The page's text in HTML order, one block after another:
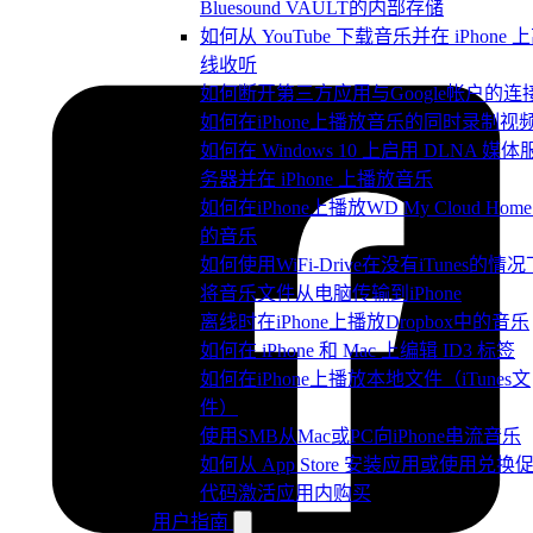
Bluesound VAULT的内部存储
如何从 YouTube 下载音乐并在 iPhone
线收听
如何断开第三方应用与Google帐户的连
如何在iPhone上播放音乐的同时录制视
如何在 Windows 10 上启用 DLNA 媒体
务器并在 iPhone 上播放音乐
如何在iPhone上播放WD My Cloud
的音乐
如何使用WiFi-Drive在没有iTunes的情况
将音乐文件从电脑传输到iPhone
离线时在iPhone上播放Dropbox中的音乐
如何在 iPhone 和 Mac 上编辑 ID3 标签
如何在iPhone上播放本地文件（iTunes文
件）
使用SMB从Mac或PC向iPhone串流音乐
如何从 App Store 安装应用或使用兑换
代码激活应用内购买
用户指南